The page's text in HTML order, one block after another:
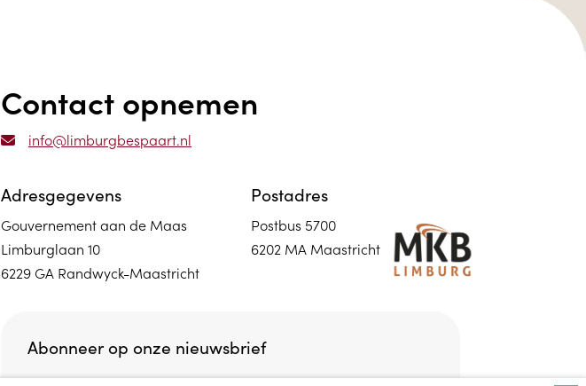
Contact opnemen
info@limburgbespaart.nl
Adresgegevens
Gouvernement aan de Maas
Limburglaan 10
6229 GA Randwyck-Maastricht
Postadres
Postbus 5700
6202 MA Maastricht
Abonneer op onze nieuwsbrief